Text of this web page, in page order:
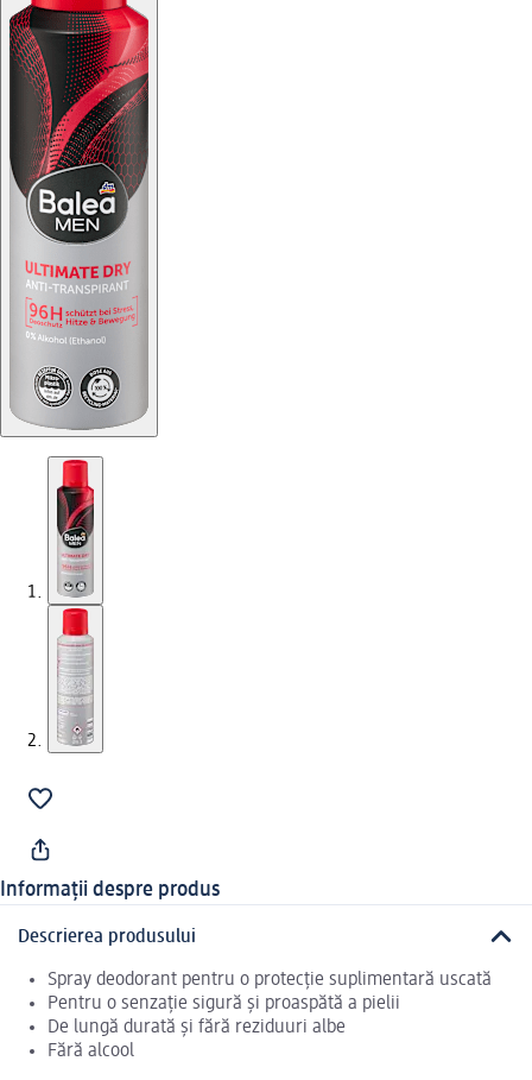
Informații despre produs
Descrierea produsului
Spray deodorant pentru o protecție suplimentară uscată
Pentru o senzație sigură și proaspătă a pielii
De lungă durată și fără reziduuri albe
Fără alcool